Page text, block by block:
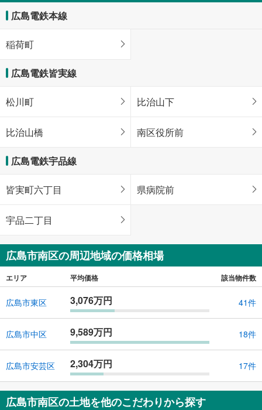
広島電鉄本線
稲荷町
広島電鉄皆実線
松川町 比治山下
比治山橋 南区役所前
広島電鉄宇品線
皆実町六丁目 県病院前
宇品二丁目
広島市南区の周辺地域の価格相場
エリア 平均価格 該当物件数
広島市東区 3,076万円 41件
広島市中区 9,589万円 18件
広島市安芸区 2,304万円 17件
広島市南区の土地を他のこだわりから探す